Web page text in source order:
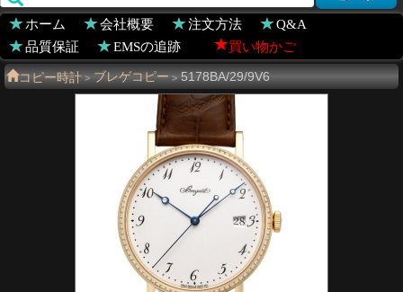
ホーム 会社概要 注文方法
Q&A
品質保証
EMSの追跡 買い物かご
コピー時計 > ブレゲコピー > 5178BA/29/9V6